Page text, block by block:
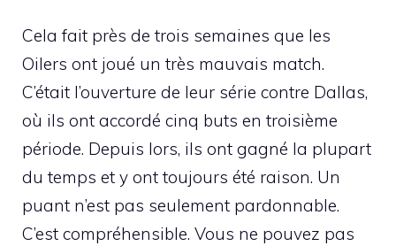
Cela fait près de trois semaines que les
Oilers ont joué un très mauvais match.
C’était l’ouverture de leur série contre Dallas,
où ils ont accordé cinq buts en troisième
période. Depuis lors, ils ont gagné la plupart
du temps et y ont toujours été raison. Un
puant n’est pas seulement pardonnable.
C’est compréhensible. Vous ne pouvez pas